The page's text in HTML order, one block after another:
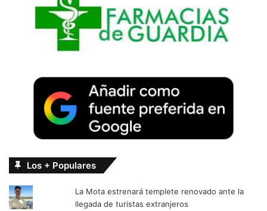
Los + Populares
La Mota estrenará templete renovado ante la
llegada de turistas extranjeros